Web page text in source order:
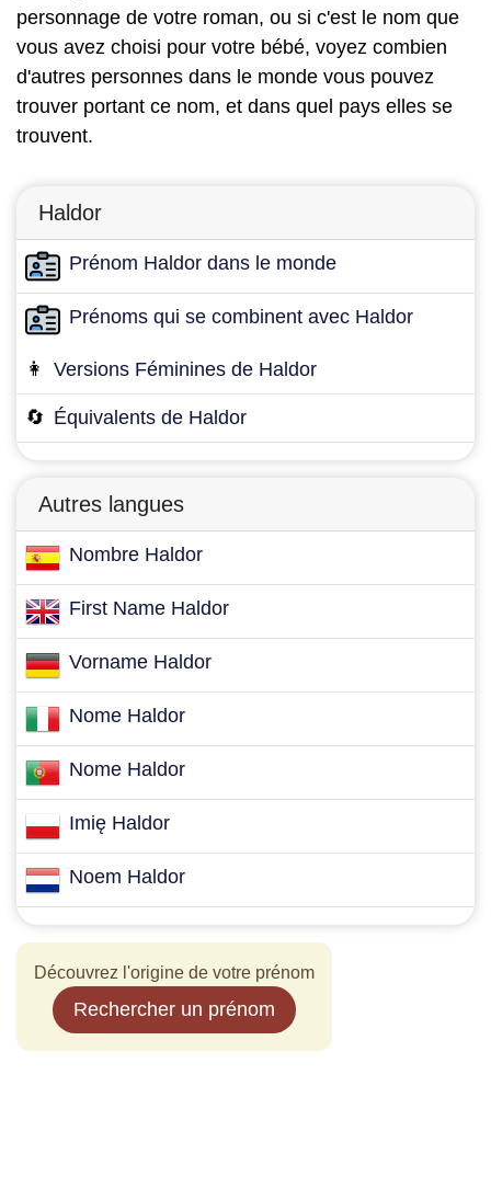
personnage de votre roman, ou si c'est le nom que
vous avez choisi pour votre bébé, voyez combien
d'autres personnes dans le monde vous pouvez
trouver portant ce nom, et dans quel pays elles se
trouvent.
Haldor
Prénom Haldor dans le monde
Prénoms qui se combinent avec Haldor
👩 Versions Féminines de Haldor
🔄 Équivalents de Haldor
Autres langues
Nombre Haldor
First Name Haldor
Vorname Haldor
Nome Haldor
Nome Haldor
Imię Haldor
Noem Haldor
Découvrez l'origine de votre prénom
Rechercher un prénom